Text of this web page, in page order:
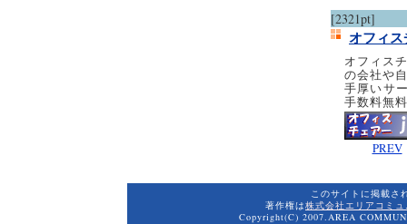
[2321pt]
オフィ
オフィス
の会社や
手厚いサ
手数料無
PREV
このサイトに掲載さ
著作権は株式会社エリアコミ
Copyright(C) 2007.AREA